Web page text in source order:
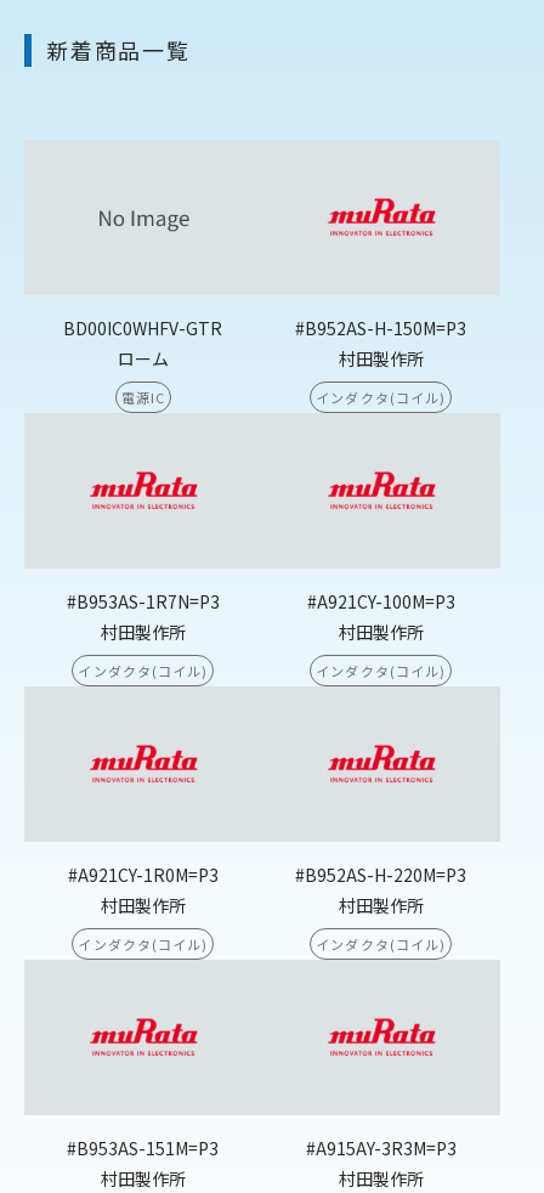
新着商品一覧
BD00IC0WHFV-GTR
ローム
電源IC
#B952AS-H-150M=P3
村田製作所
インダクタ(コイル)
#B953AS-1R7N=P3
村田製作所
インダクタ(コイル)
#A921CY-100M=P3
村田製作所
インダクタ(コイル)
#A921CY-1R0M=P3
村田製作所
インダクタ(コイル)
#B952AS-H-220M=P3
村田製作所
インダクタ(コイル)
#B953AS-151M=P3
村田製作所
#A915AY-3R3M=P3
村田製作所